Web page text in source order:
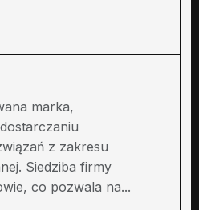
marka,
z zakresu
Siedziba firmy
co pozwala na...